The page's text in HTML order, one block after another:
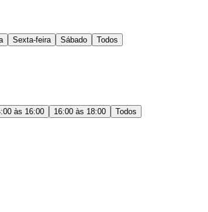
Sexta-feira Sábado Todos
às 16:00 16:00 às 18:00
Todos